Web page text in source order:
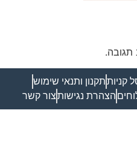
תגובה.
קניותתקנון ותנאי שימוש
הצהרת נגישותצור קשר